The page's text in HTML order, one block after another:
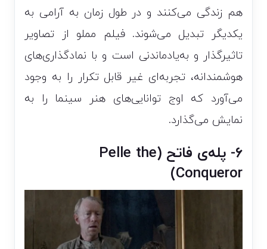
هم زندگی می‌کنند و در طول زمان به آرامی به
یکدیگر تبدیل می‌شوند. فیلم مملو از تصاویر
تاثیرگذار و به‌یادماندنی است و با نمادگذاری‌های
هوشمندانه، تجربه‌ای غیر قابل تکرار را به وجود
می‌آورد که اوج توانایی‌های هنر سینما را به
نمایش می‌گذارد.
۶- پله‌ی فاتح (Pelle the
Conqueror)